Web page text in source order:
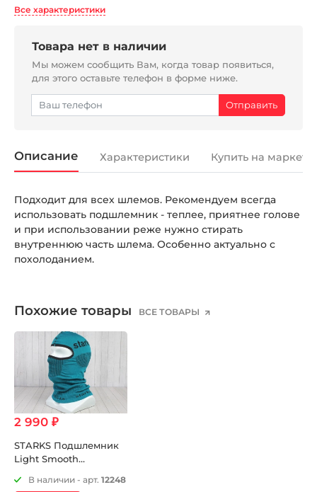
Все характеристики
Товара нет в наличии
Мы можем сообщить Вам, когда товар появиться,
для этого оставьте телефон в форме ниже.
Описание Характеристики Купить на
Подходит для всех шлемов. Рекомендуем всегда
использовать подшлемник - теплее, приятнее голове
и при использовании реже нужно стирать
внутреннюю часть шлема. Особенно актуально с
похолоданием.
Похожие товары ВСЕ ТОВАРЫ
2 990 ₽
STARKS Подшлемник
Light Smooth
size,изумруд)
В наличии - арт. 12248